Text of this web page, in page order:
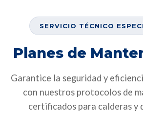
SERVICIO TÉCNICO
Planes de
Garantice la seguridad y
con nuestros protocolos de
certificados para calderas y